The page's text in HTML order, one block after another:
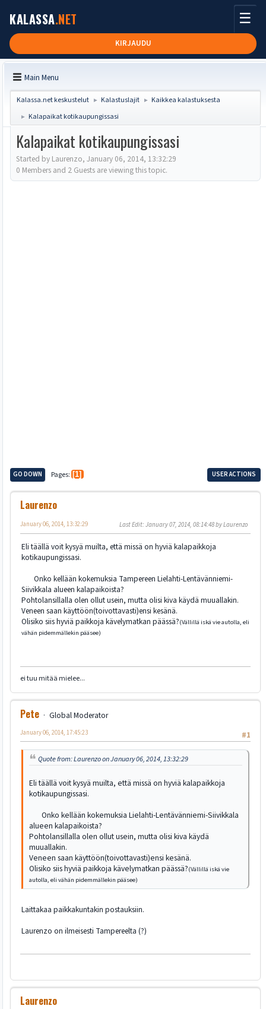
KALASSA.NET
KIRJAUDU
☰
Main Menu
Kalassa.net keskustelut ► Kalastuslajit ► Kaikkea kalastuksesta
► Kalapaikat kotikaupungissasi
Kalapaikat kotikaupungissasi
Started by Laurenzo, January 06, 2014, 13:32:29
0 Members and 2 Guests are viewing this topic.
GO DOWN Pages 1 USER ACTIONS
Laurenzo
January 06, 2014, 13:32:29 Last Edit: January 07, 2014, 08:14:48 by Laurenzo
Eli täällä voit kysyä muilta, että missä on hyviä kalapaikkoja
kotikaupungissasi.
Onko kellään kokemuksia Tampereen Lielahti-Lentävänniemi-
Siivikkala alueen kalapaikoista?
Pohtolansillalla olen ollut usein, mutta olisi kiva käydä muuallakin.
Veneen saan käyttöön(toivottavasti)ensi kesänä.
Olisiko siis hyviä paikkoja kävelymatkan päässä?(Vällillä iskä vie autolla, eli
vähän pidemmällekin pääsee)
ei tuu mitää mielee...
Pete
Global Moderator
#1
January 06, 2014, 17:45:23
Quote from: Laurenzo on January 06, 2014, 13:32:29
Eli täällä voit kysyä muilta, että missä on hyviä kalapaikkoja
kotikaupungissasi.
Onko kellään kokemuksia Lielahti-Lentävänniemi-Siivikkala
alueen kalapaikoista?
Pohtolansillalla olen ollut usein, mutta olisi kiva käydä
muuallakin.
Veneen saan käyttöön(toivottavasti)ensi kesänä.
Olisiko siis hyviä paikkoja kävelymatkan päässä?(Vällillä iskä vie
autolla, eli vähän pidemmällekin pääsee)
Laittakaa paikkakuntakin postauksiin.
Laurenzo on ilmeisesti Tampereelta (?)
Laurenzo